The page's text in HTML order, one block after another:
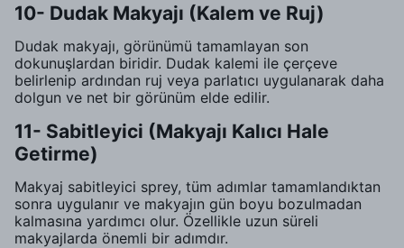
10- Dudak Makyajı (Kalem ve Ruj)
Dudak makyajı, görünümü tamamlayan son
dokunuşlardan biridir. Dudak kalemi ile çerçeve
belirlenip ardından ruj veya parlatıcı uygulanarak daha
dolgun ve net bir görünüm elde edilir.
11- Sabitleyici (Makyajı Kalıcı Hale
Getirme)
Makyaj sabitleyici sprey, tüm adımlar tamamlandıktan
sonra uygulanır ve makyajın gün boyu bozulmadan
kalmasına yardımcı olur. Özellikle uzun süreli
makyajlarda önemli bir adımdır.